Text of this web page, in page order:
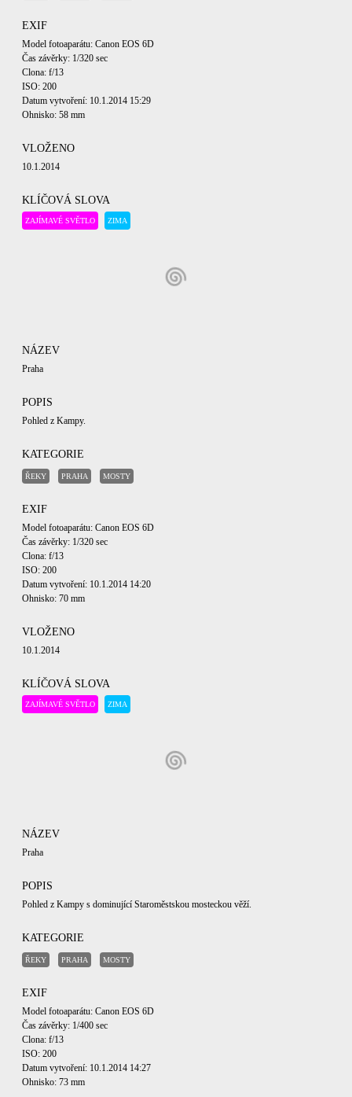
EXIF
Model fotoaparátu: Canon EOS 6D
Čas závěrky: 1/320 sec
Clona: f/13
ISO: 200
Datum vytvoření: 10.1.2014 15:29
Ohnisko: 58 mm
VLOŽENO
10.1.2014
KLÍČOVÁ SLOVA
ZAJÍMAVÉ SVĚTLO ZIMA
NÁZEV
Praha
POPIS
Pohled z Kampy.
KATEGORIE
ŘEKY PRAHA MOSTY
EXIF
Model fotoaparátu: Canon EOS 6D
Čas závěrky: 1/320 sec
Clona: f/13
ISO: 200
Datum vytvoření: 10.1.2014 14:20
Ohnisko: 70 mm
VLOŽENO
10.1.2014
KLÍČOVÁ SLOVA
ZAJÍMAVÉ SVĚTLO ZIMA
NÁZEV
Praha
POPIS
Pohled z Kampy s dominující Staroměstskou mosteckou věží.
KATEGORIE
ŘEKY PRAHA MOSTY
EXIF
Model fotoaparátu: Canon EOS 6D
Čas závěrky: 1/400 sec
Clona: f/13
ISO: 200
Datum vytvoření: 10.1.2014 14:27
Ohnisko: 73 mm